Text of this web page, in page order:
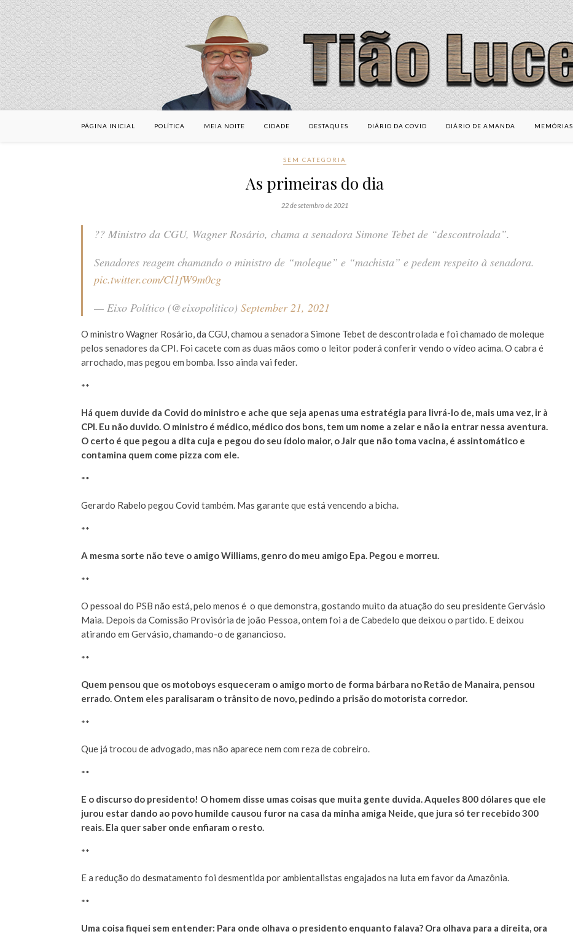
PÁGINA INICIAL POLÍTICA MEIA NOITE CIDADE DESTAQUES DIÁRIO DA COVID DIÁRIO DE AMANDA MEMÓRIAS
SEM CATEGORIA
As primeiras do dia
22 de setembro de 2021
?? Ministro da CGU, Wagner Rosário, chama a senadora Simone Tebet de “descontrolada”.
Senadores reagem chamando o ministro de “moleque” e “machista” e pedem respeito à senadora.
pic.twitter.com/Cl1fW9m0cg
— Eixo Político (@eixopolitico) September 21, 2021
O ministro Wagner Rosário, da CGU, chamou a senadora Simone Tebet de descontrolada e foi chamado de moleque
pelos senadores da CPI. Foi cacete com as duas mãos como o leitor poderá conferir vendo o vídeo acima. O cabra é
arrochado, mas pegou em bomba. Isso ainda vai feder.
**
Há quem duvide da Covid do ministro e ache que seja apenas uma estratégia para livrá-lo de, mais uma vez, ir à
CPI. Eu não duvido. O ministro é médico, médico dos bons, tem um nome a zelar e não ia entrar nessa aventura.
O certo é que pegou a dita cuja e pegou do seu ídolo maior, o Jair que não toma vacina, é assintomático e
contamina quem come pizza com ele.
**
Gerardo Rabelo pegou Covid também. Mas garante que está vencendo a bicha.
**
A mesma sorte não teve o amigo Williams, genro do meu amigo Epa. Pegou e morreu.
**
O pessoal do PSB não está, pelo menos é o que demonstra, gostando muito da atuação do seu presidente Gervásio
Maia. Depois da Comissão Provisória de joão Pessoa, ontem foi a de Cabedelo que deixou o partido. E deixou
atirando em Gervásio, chamando-o de ganancioso.
**
Quem pensou que os motoboys esqueceram o amigo morto de forma bárbara no Retão de Manaira, pensou
errado. Ontem eles paralisaram o trânsito de novo, pedindo a prisão do motorista corredor.
**
Que já trocou de advogado, mas não aparece nem com reza de cobreiro.
**
E o discurso do presidento! O homem disse umas coisas que muita gente duvida. Aqueles 800 dólares que ele
jurou estar dando ao povo humilde causou furor na casa da minha amiga Neide, que jura só ter recebido 300
reais. Ela quer saber onde enfiaram o resto.
**
E a redução do desmatamento foi desmentida por ambientalistas engajados na luta em favor da Amazônia.
**
Uma coisa fiquei sem entender: Para onde olhava o presidento enquanto falava? Ora olhava para a direita, ora